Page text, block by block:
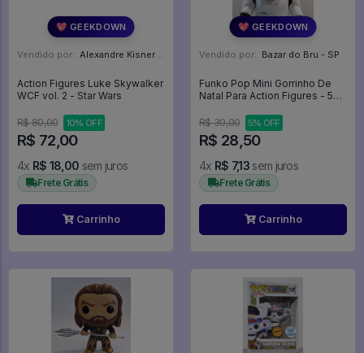
💖 GEEKDOWN
Vendido por: Alexandre Kisner - PR
Action Figures Luke Skywalker
WCF vol. 2 - Star Wars
R$ 80,00 10% OFF
R$ 72,00
4x R$ 18,00 sem juros
Frete Grátis
Carrinho
💖 GEEKDOWN
Vendido por: Bazar do Bru - SP
Funko Pop Mini Gorrinho De
Natal Para Action Figures - 5
R$ 30,00
5% OFF
R$ 28,50
4x R$ 7,13 sem juros
Frete Grátis
Carrinho